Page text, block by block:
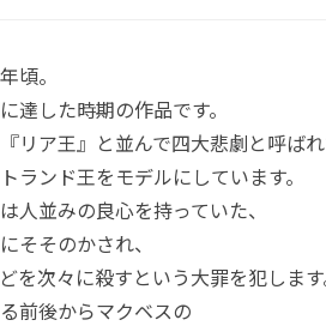
頃。
達した時期の作品です。
リア王』と並んで四大悲劇と呼ばれ
ランド王をモデルにしています。
人並みの良心を持っていた、
そそのかされ、
を次々に殺すという大罪を犯します
前後からマクベスの